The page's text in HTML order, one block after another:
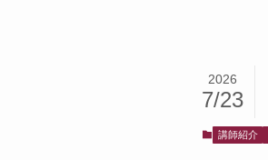
2026
7/23
講師紹介